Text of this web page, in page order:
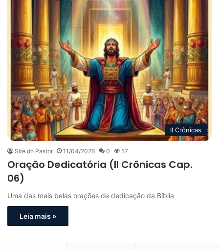
II Crônicas
Site do Pastor 11/04/2026 0 57
Oração Dedicatória (II Crônicas Cap.
06)
Uma das mais belas orações de dedicação da Bíblia
Leia mais »